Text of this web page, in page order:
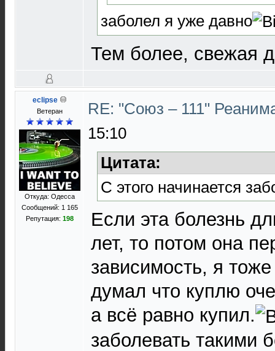
заболел я уже давно
Тем более, свежая
eclipse
Ветеран
Откуда: Одесса
Сообщений: 1 165
Репутация: 198
RE: "Союз – 111"
15:10
Цитата:
С этого начинается
Если эта болезнь
лет, то потом она
зависимость, я
думал что куплю
а всё равно купил.
заболевать такими